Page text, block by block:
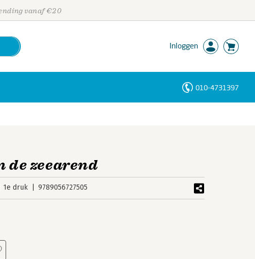
vanaf €20
Inloggen
010-4731397
de zeearend
1e druk 9789056727505
Personen